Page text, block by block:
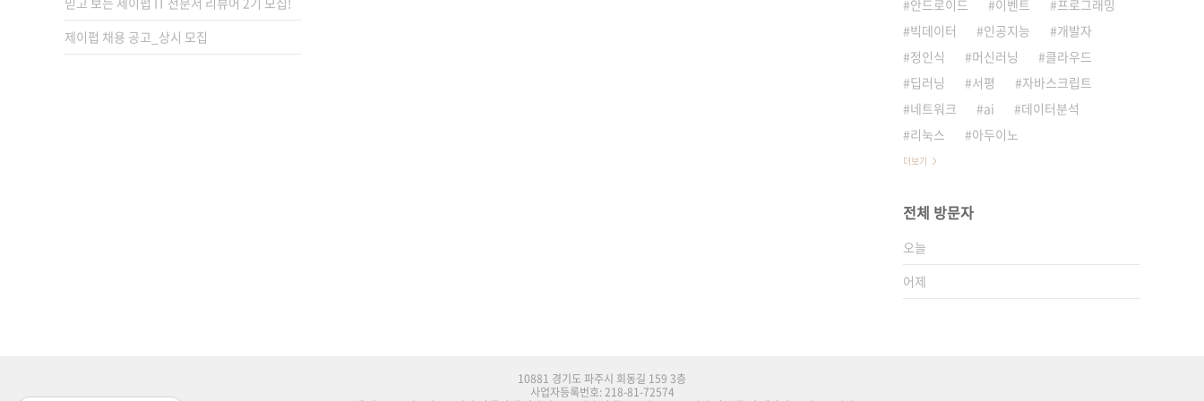
제이펍 채용 공고_상시 모집
안드로이드
이벤트
프로그래밍
빅데이터
인공지능
개발자
정인식
머신러닝
클라우드
딥러닝
서평
자바스크립트
네트워크
ai
데이터분석
리눅스
아두이노
더보기
전체 방문자
오늘
어제
10881 경기도 파주시 회동길 159 3층
사업자등록번호: 218-81-72574